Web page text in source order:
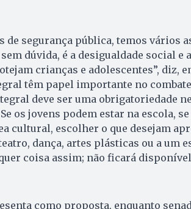
de segurança pública, temos vários
dúvida, é a desigualdade social e
crianças e adolescentes”, diz,
têm papel importante no
deve ser uma obrigatoriedade
os jovens podem estar na escola,
cultural, escolher o que desejam
dança, artes plásticas ou a um
coisa assim; não ficará
como proposta, enquanto